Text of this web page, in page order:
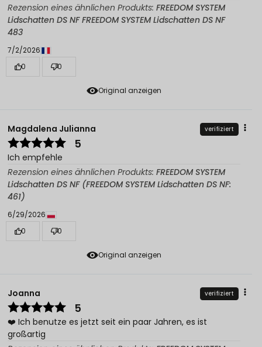
Original anzeigen
Rezension eines ähnlichen Produkts: FREEDOM SYSTEM
Lidschatten DS NF FREEDOM SYSTEM Lidschatten DS NF
483
7/2/2026
0
0
Original anzeigen
Magdalena Julianna verifiziert
5
Ich empfehle
Rezension eines ähnlichen Produkts: FREEDOM SYSTEM
Lidschatten DS NF (FREEDOM SYSTEM Lidschatten DS NF:
461)
6/29/2026
0
0
Joanna verifiziert
5
❤️ Ich benutze es jetzt seit ein paar Jahren, es ist
großartig